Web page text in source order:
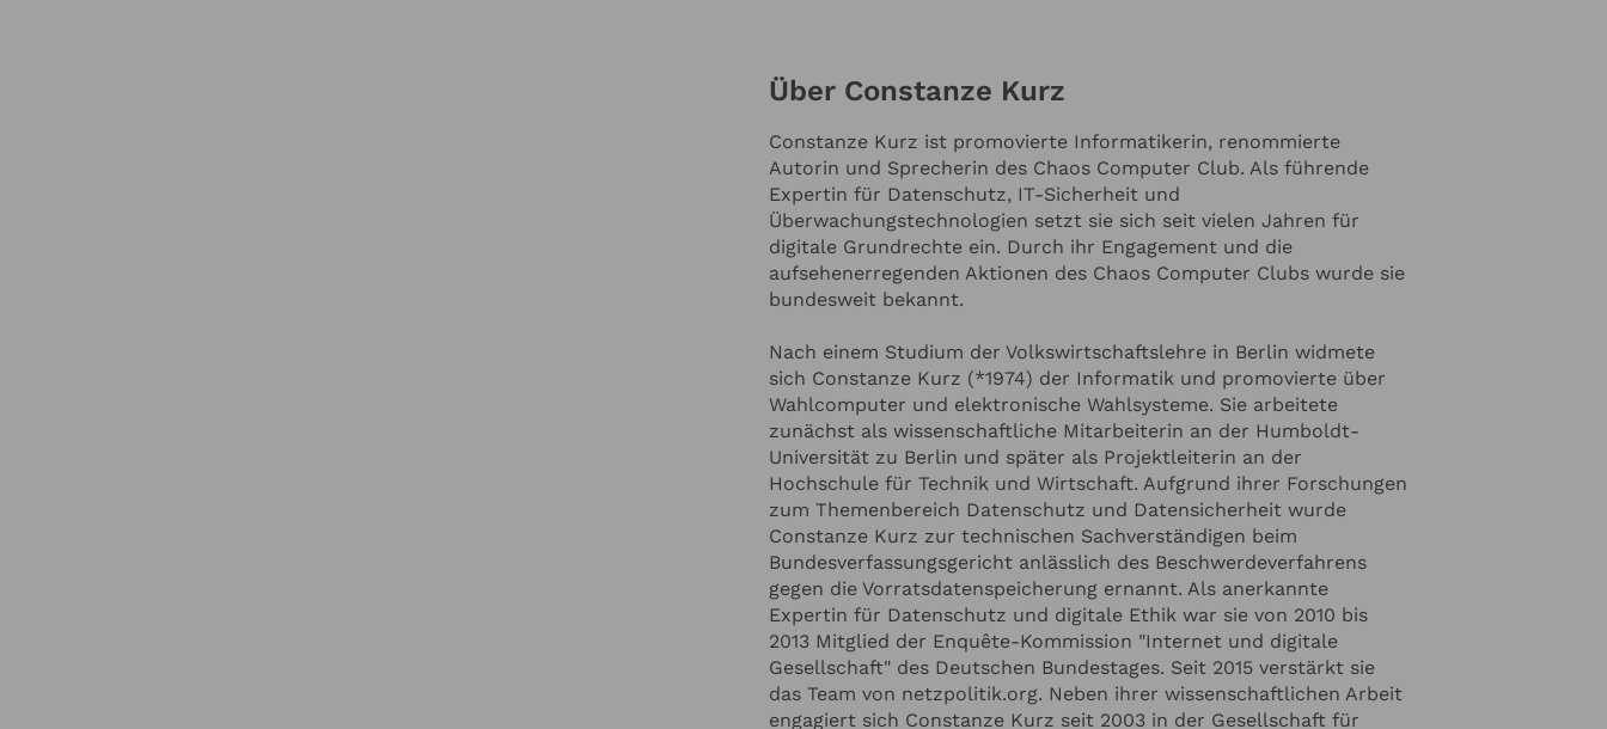
herausragendes Engagement wurde sie 2013 mit der Theodor-
Evangelischen Akademie Tutzing. Constanze Kurz ist eine
engagierte Rednerin, die dem Publikum ihre Themen mit
Leidenschaft und beeindruckendem Detailwissen nahebringt.
Über Constanze Kurz
Constanze Kurz ist promovierte Informatikerin, renommierte
Autorin und Sprecherin des Chaos Computer Club. Als führende
Expertin für Datenschutz, IT-Sicherheit und
Überwachungstechnologien setzt sie sich seit vielen Jahren für
digitale Grundrechte ein. Durch ihr Engagement und die
aufsehenerregenden Aktionen des Chaos Computer Clubs wurde sie
bundesweit bekannt.
Nach einem Studium der Volkswirtschaftslehre in Berlin widmete
sich Constanze Kurz (*1974) der Informatik und promovierte über
Wahlcomputer und elektronische Wahlsysteme. Sie arbeitete
zunächst als wissenschaftliche Mitarbeiterin an der Humboldt-
Universität zu Berlin und später als Projektleiterin an der
Hochschule für Technik und Wirtschaft. Aufgrund ihrer Forschungen
zum Themenbereich Datenschutz und Datensicherheit wurde
Constanze Kurz zur technischen Sachverständigen beim
Bundesverfassungsgericht anlässlich des Beschwerdeverfahrens
gegen die Vorratsdatenspeicherung ernannt. Als anerkannte
Expertin für Datenschutz und digitale Ethik war sie von 2010 bis
2013 Mitglied der Enquête-Kommission "Internet und digitale
Gesellschaft" des Deutschen Bundestages. Seit 2015 verstärkt sie
das Team von netzpolitik.org. Neben ihrer wissenschaftlichen Arbeit
engagiert sich Constanze Kurz seit 2003 in der Gesellschaft für
Constanze Kurz
Online Anfrage
Ihr Unternehmen
Redner-Budget